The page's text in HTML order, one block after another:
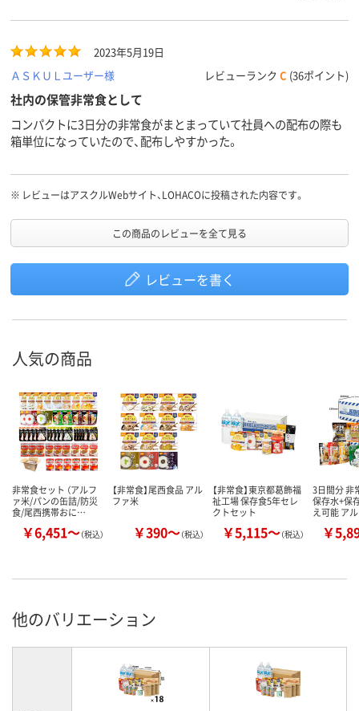
た。他の商品もありましたが、ここの商品を選ぶことが福祉に役立
できればいいなと思っています。
2023年5月19日
ＡＳＫＵＬユーザー様
レビューランク C (36ポイント)
社内の保管非常食として
コンパクトに3日分の非常食がまとまっていて社員への配布の際も
箱単位になっていたので、配布しやすかった。
※ レビューはアスクルWebサイト、LOHACOに投稿された内容です。
この商品のレビューを全て見る
レビューを書く
人気の商品
非常食セット （アルフ
ァ米/パンの缶詰/防災
食/尾西携帯おに…
￥6,451～（税込）
【非常食】尾西食品 アル
ファ米
￥390～（税込）
【非常食】東京都葛飾福
祉工場 保存食5年セレ
クトセット
￥5,115～（税込）
3日間分 非
保存水+保
え可能 ア
￥
他のバリエーション